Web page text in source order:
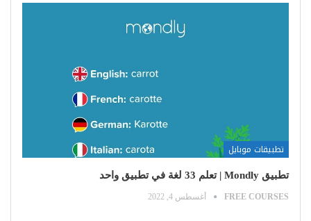
تطبيقات موبايل
تطبيق Mondly | تعلم 33 لغة في تطبيق واحد
FREE COURSES أغسطس 4, 2022